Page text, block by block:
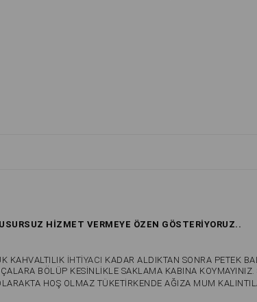
HİZMET VERMEYE ÖZEN GÖSTERİYORUZ..
KAHVALTILIK İHTİYACI KADAR ALDIKTAN SONRA PETEK
BÖLÜP KESİNLİKLE SAKLAMA KABINA
HOŞ OLMAZ TÜKETİRKENDE AĞIZA MUM